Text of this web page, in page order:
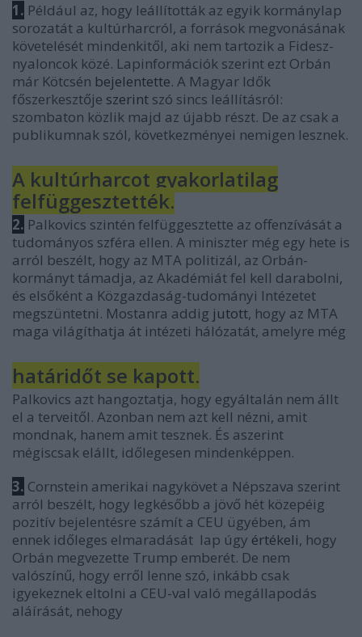
1. Például az, hogy leállították az egyik kormánylap
sorozatát a kultúrharcról, a források megvonásának
követelését mindenkitől, aki nem tartozik a Fidesz-
nyaloncok közé. Lapinformációk szerint ezt Orbán
már Kötcsén bejelentette. A Magyar Idők
főszerkesztője szerint szó sincs leállításról:
szombaton közlik majd az újabb részt. De az csak a
publikumnak szól, következményei nemigen lesznek.
A kultúrharcot gyakorlatilag
felfüggesztették.
2. Palkovics szintén felfüggesztette az offenzívását a
tudományos szféra ellen. A miniszter még egy hete is
arról beszélt, hogy az MTA politizál, az Orbán-
kormányt támadja, az Akadémiát fel kell darabolni,
és elsőként a Közgazdaság-tudományi Intézetet
megszüntetni. Mostanra addig jutott, hogy az MTA
maga világíthatja át intézeti hálózatát, amelyre még
határidőt se kapott.
Palkovics azt hangoztatja, hogy egyáltalán nem állt
el a terveitől. Azonban nem azt kell nézni, amit
mondnak, hanem amit tesznek. És aszerint
mégiscsak elállt, időlegesen mindenképpen.
3. Cornstein amerikai nagykövet a Népszava szerint
arról beszélt, hogy legkésőbb a jövő hét közepéig
pozitív bejelentésre számít a CEU ügyében, ám
ennek időleges elmaradását lap úgy értékeli, hogy
Orbán megvezette Trump emberét. De nem
valószínű, hogy erről lenne szó, inkább csak
igyekeznek eltolni a CEU-val való megállapodás
aláírását, nehogy